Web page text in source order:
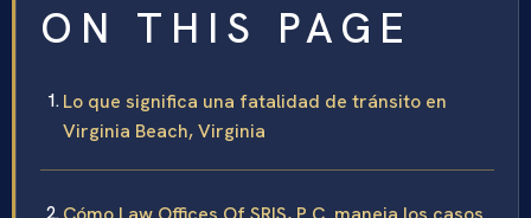
ON THIS PAGE
Lo que significa una fatalidad de tránsito en
Virginia Beach, Virginia